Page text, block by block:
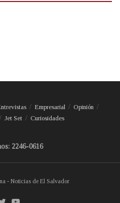
Empresarial
Opinión
Jet Set Curiosidades
2246-0616
- Noticias de El Salvador